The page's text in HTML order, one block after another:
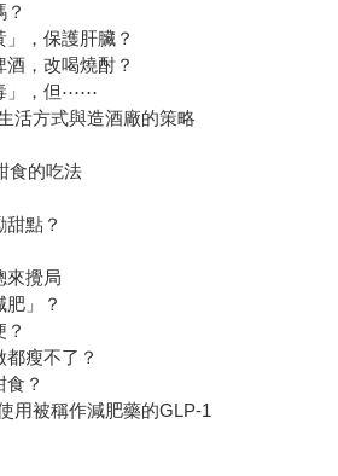
？
」，保護肝臟？
酒，改喝燒酎？
」，但⋯⋯
活方式與造酒廠的策略
食的吃法
甜點？
來攪局
肥」？
？
都瘦不了？
食？
用被稱作減肥藥的GLP-1